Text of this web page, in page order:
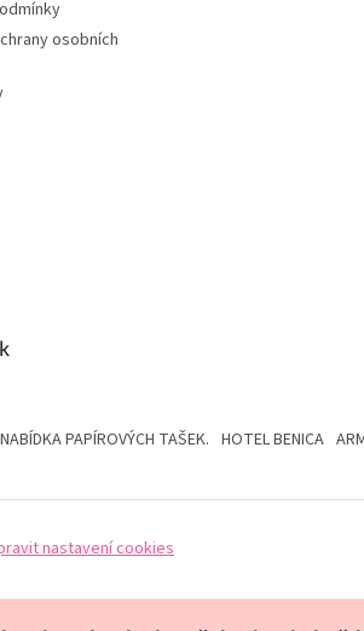
osobních
PAPÍROVÝCH TAŠEK. HOTEL BENICA
nastavení cookies